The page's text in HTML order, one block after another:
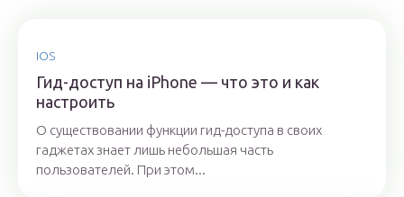
IOS
Гид-доступ на iPhone — что это и как
настроить
О существовании функции гид-доступа в своих
гаджетах знает лишь небольшая часть
пользователей. При этом...